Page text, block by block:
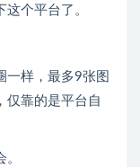
个平台了。
一样，最多9张图
仅靠的是平台自